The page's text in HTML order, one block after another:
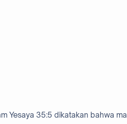
Yesaya 35:5 dikatakan bahwa